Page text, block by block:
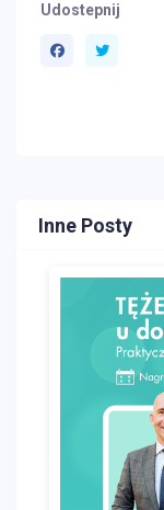
Udostepnij
Inne Posty